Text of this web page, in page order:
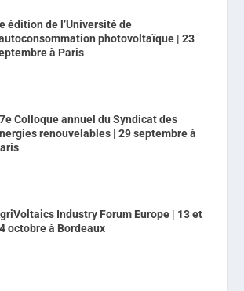
édition de l’Université de
photovoltaïque | 23
à Paris
Colloque annuel du Syndicat des
renouvelables | 29 septembre à
Industry Forum Europe | 13 et
octobre à Bordeaux